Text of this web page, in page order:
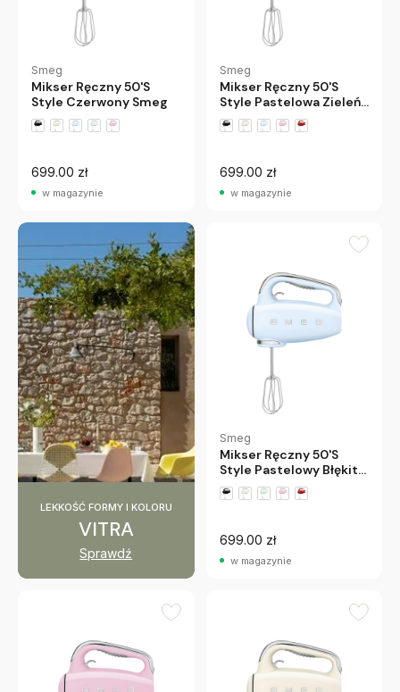
Smeg
Mikser Ręczny 50'S
Style Czerwony Smeg
699.00 zł
w magazynie
Smeg
Mikser Ręczny 50'S
Style Pastelowa Zieleń
Smeg
699.00 zł
w magazynie
LEKKOŚĆ FORMY I KOLORU
VITRA
Sprawdź
Smeg
Mikser Ręczny 50'S
Style Pastelowy Błękit
Smeg
699.00 zł
w magazynie